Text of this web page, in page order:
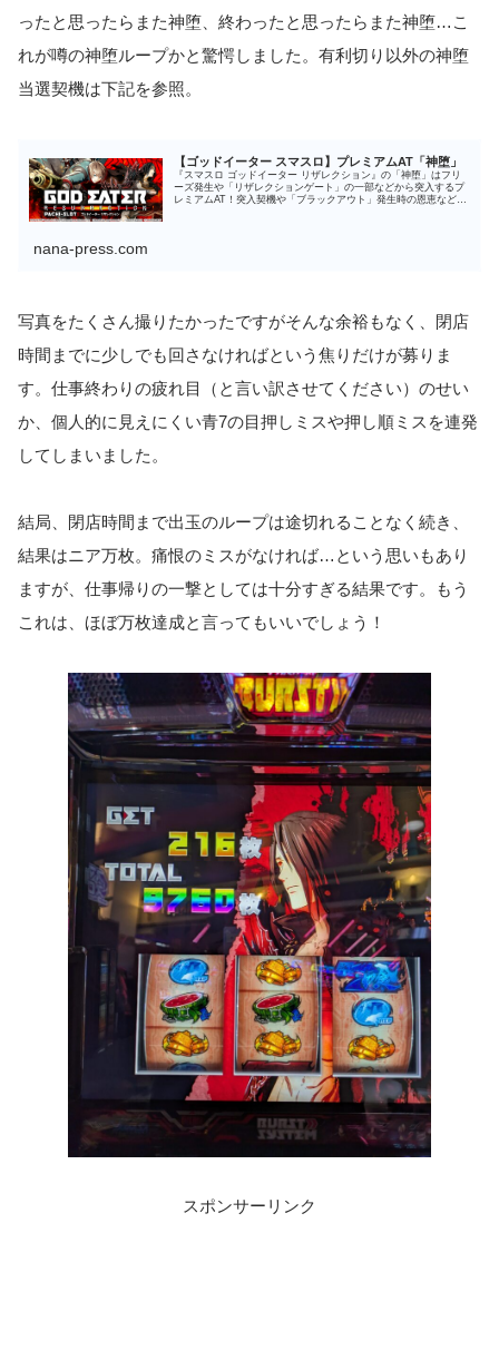
ったと思ったらまた神堕、終わったと思ったらまた神堕…こ
れが噂の神堕ループかと驚愕しました。有利切り以外の神堕
当選契機は下記を参照。
【ゴッドイーター スマスロ】プレミアムAT「神堕」
『スマスロ ゴッドイーター リザレクション』の「神堕」はフリ
ーズ発生や「リザレクションゲート」の一部などから突入するプ
レミアムAT！突入契機や「ブラックアウト」発生時の恩恵など、
nana-press.com
写真をたくさん撮りたかったですがそんな余裕もなく、閉店
時間までに少しでも回さなければという焦りだけが募りま
す。仕事終わりの疲れ目（と言い訳させてください）のせい
か、個人的に見えにくい青7の目押しミスや押し順ミスを連発
してしまいました。
結局、閉店時間まで出玉のループは途切れることなく続き、
結果はニア万枚。痛恨のミスがなければ…という思いもあり
ますが、仕事帰りの一撃としては十分すぎる結果です。もう
これは、ほぼ万枚達成と言ってもいいでしょう！
スポンサーリンク